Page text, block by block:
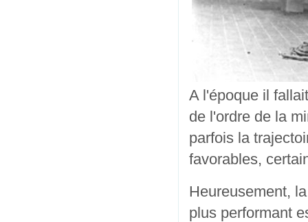
A l'époque il
de l'ordre de la
parfois la
favorables,
Heureusement,
plus performant